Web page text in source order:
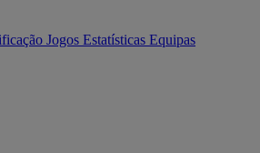
Jogos Estatísticas Equipas